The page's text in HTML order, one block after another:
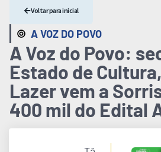
A VOZ DO POVO
Voltar para inicial
A Voz do Povo:
Estado de
Lazer vem a
400 mil do Edital